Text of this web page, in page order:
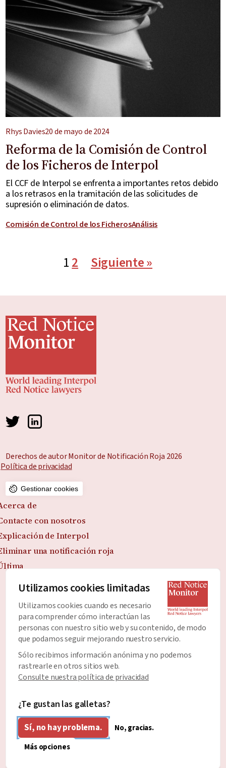
Utilizamos cookies limitadas
Utilizamos cookies cuando es necesario
para comprender cómo interactúan las
personas con nuestro sitio web y su contenido, de modo
que podamos seguir mejorando nuestro servicio.
Sólo recibimos información anónima y no podemos
rastrearle en otros sitios web.
Consulte nuestra política de privacidad
¿Te gustan las galletas?
Sí, no hay problema.
No, gracias.
Más opciones
Rhys Davies20 de mayo de 2024
Reforma de la Comisión de Control
de los Ficheros de Interpol
El CCF de Interpol se enfrenta a importantes retos debido
a los retrasos en la tramitación de las solicitudes de
supresión o eliminación de datos.
Comisión de Control de los FicherosAnálisis
12 Siguiente »
Derechos de autor Monitor de Notificación Roja 2026
Política de privacidad
Gestionar cookies
de
con nosotros
de Interpol
una notificación roja
Únete al Boletín
Manténgase al día con todas las últimas noticias y
desarrollos sobre las Notificaciones Rojas.
Dirección de correo electrónico*